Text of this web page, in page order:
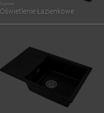
Stylowe
Oświetlenie Łazienkowe